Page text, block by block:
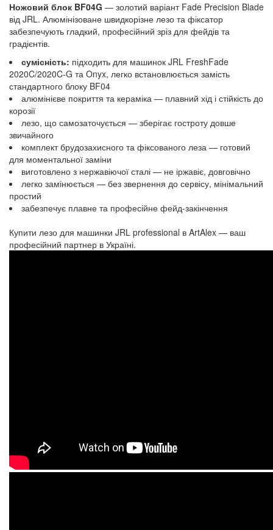
Ножовий блок BF04G — золотий варіант Fade Precision Blade
від JRL. Алюмінізоване швидкорізне лезо та фіксатор
забезпечують гладкий, професійний зріз для фейдів та
градієнтів.
сумісність: підходить для машинок JRL FreshFade
2020C/2020C‑G та Onyx, легко встановлюється замість
стандартного блоку BF04
алюмінієве покриття та кераміка — плавний хід і стійкість до
корозії
лезо, що самозаточується — зберігає гостроту довше
звичайного
комплект брудозахисного та фіксованого леза — готовий
для моментальної заміни
виготовлено з нержавіючої сталі — не іржавіє, довговічно
легко замінюється — без звернення до сервісу, мінімальний
простий
забезпечує плавне та професійне фейд-закінчення
Купити лезо для машинки JRL professional в ArtAlex — ваш
професійний партнер в Україні.